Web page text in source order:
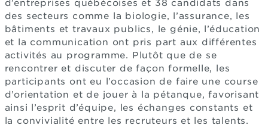
d’entreprises québécoises et 38 candidats dans
des secteurs comme la biologie, l’assurance, les
bâtiments et travaux publics, le génie, l’éducation
et la communication ont pris part aux différentes
activités au programme. Plutôt que de se
rencontrer et discuter de façon formelle, les
participants ont eu l’occasion de faire une course
d’orientation et de jouer à la pétanque, favorisant
ainsi l’esprit d’équipe, les échanges constants et
la convivialité entre les recruteurs et les talents.